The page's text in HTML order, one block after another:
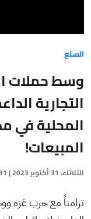
السلع
وسط حملات
التجارية
المحلية في
المبيعات!
الثلاثاء، 31 أكتوبر 2023 | 8:31 صباحًا
تزامناً مع حرب غزة